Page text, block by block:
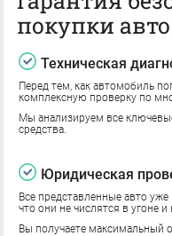
покупки
Техническая
Перед тем, как автомобиль
комплексную проверку по
Мы анализируем все
средства.
Юридическая
Все представленные авто
что они не числятся в угоне
Вы получаете максимальный